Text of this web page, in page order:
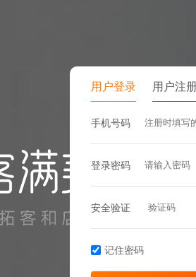
用户登录 用户注
手机号码
登录密码
安全验证
记住密码